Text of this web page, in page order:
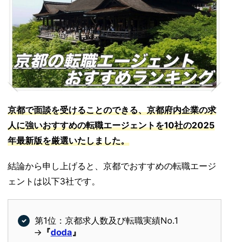
京都で面談を受けることのできる、京都府内企業の求
人に強いおすすめの転職エージェントを10社の2025
年最新版を厳選いたしました。
結論から申し上げると、京都でおすすめの転職エージ
ェントは以下3社です。
第1位：京都求人数及び転職実績No.1
→ 『doda』